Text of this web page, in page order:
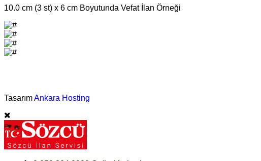
10.0 cm (3 st) x 6 cm Boyutunda Vefat İlan Örneği
TasarımAnkara Hosting